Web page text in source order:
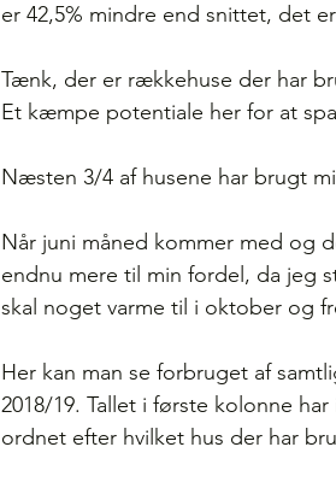
er 42,5% mindre end snittet, det
Tænk, der er rækkehuse der har
Et kæmpe potentiale her for at
Næsten 3/4 af husene har brugt
Når juni måned kommer med og
endnu mere til min fordel, da jeg
skal noget varme til i oktober og
Her kan man se forbruget af
2018/19. Tallet i første kolonne
ordnet efter hvilket hus der har